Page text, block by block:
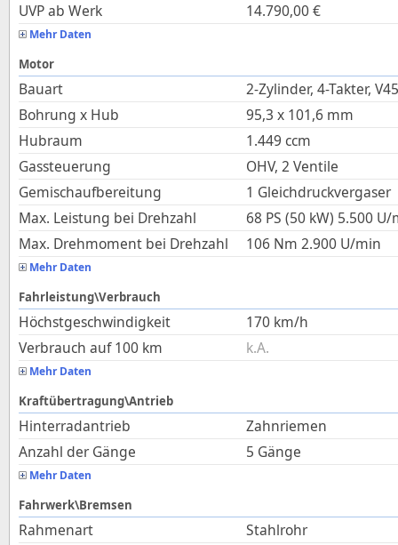
UVP ab Werk
14.790,00€
Mehr Daten
Motor
Bauart
2-Zylinder, 4-Takter, V45
Bohrung x Hub
95,3 x 101,6 mm
Hubraum
1.449 ccm
Gassteuerung
OHV, 2 Ventile
Gemischaufbereitung
1 Gleichdruckvergaser
Max. Leistung bei Drehzahl
68 PS (50 kW) 5.500 U/
Max. Drehmoment bei Drehzahl
106 Nm 2.900 U/min
Mehr Daten
Fahrleistung\Verbrauch
Höchstgeschwindigkeit 170 km/h
Verbrauch auf 100 km
k.A.
Mehr Daten
Kraftübertragung\Antrieb
Hinterradantrieb
Zahnriemen
Anzahl der Gänge
5 Gänge
Mehr Daten
Fahrwerk\Bremsen
Rahmenart
Stahlrohr